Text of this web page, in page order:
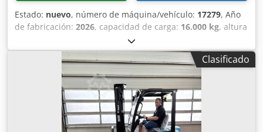
Estado: nuevo, número de máquina/vehículo: 17279, Año
de fabricación: 2026, capacidad de carga: 16.000 kg, altura
, ascensor libre:
de carga:600 mm, tipo de combustible:diésel, tipo de
triple, altura de construcción:3.030 mm, longitud
de la horquilla:2.400 mm, tamaño del neumático
12.00-20 100%, tamaño del neumático trasero:
12.00-20 100%, peso total:19.300 kg, Equipamiento:
, 5218640 Dodpfxezp T Aus Abuewa Número de
serie: FDC0H-5107-00494
Clasificado